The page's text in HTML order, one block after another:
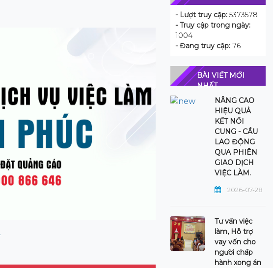
- Lượt truy cập: 5373578
- Truy cập trong ngày:
1004
- Đang truy cập: 76
BÀI VIẾT MỚI
NHẤT
NÂNG CAO
HIỆU QUẢ
KẾT NỐI
CUNG - CẦU
LAO ĐỘNG
QUA PHIÊN
GIAO DỊCH
VIỆC LÀM.
2026-07-28
Tư vấn việc
làm, Hỗ trợ
vay vốn cho
người chấp
hành xong án